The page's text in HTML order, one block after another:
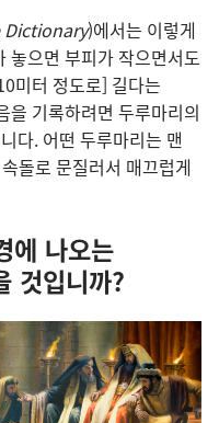
)에서는 이렇게
놓으면 부피가 작으면서도
미터 정도로] 길다는
을 기록하려면 두루마리의
다. 어떤 두루마리는 맨
돌로 문질러서 매끄럽게
에 나오는
것입니까?